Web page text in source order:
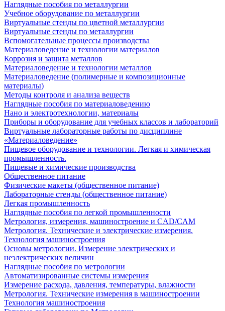
Наглядные пособия по металлургии
Учебное оборудование по металлургии
Виртуальные стенды по цветной металлургии
Виртуальные стенды по металлургии
Вспомогательные процессы производства
Материаловедение и технологии материалов
Коррозия и защита металлов
Материаловедение и технологии металлов
Материаловедение (полимерные и композиционные
материалы)
Методы контроля и анализа веществ
Наглядные пособия по материаловедению
Нано и электротехнологии, материалы
Приборы и оборудование для учебных классов и лабораторий
Виртуальные лабораторные работы по дисциплине
«Материаловедение»
Пищевое оборудование и технологии. Легкая и химическая
промышленность.
Пищевые и химические производства
Общественное питание
Физические макеты (общественное питание)
Лабораторные стенды (общественное питание)
Легкая промышленность
Наглядные пособия по легкой промышленности
Метрология, измерения, машиностроение и CAD/CAM
Метрология. Технические и электрические измерения.
Технология машиностроения
Основы метрологии. Измерение электрических и
неэлектрических величин
Наглядные пособия по метрологии
Автоматизированные системы измерения
Измерение расхода, давления, температуры, влажности
Метрология. Технические измерения в машиностроении
Технология машиностроения